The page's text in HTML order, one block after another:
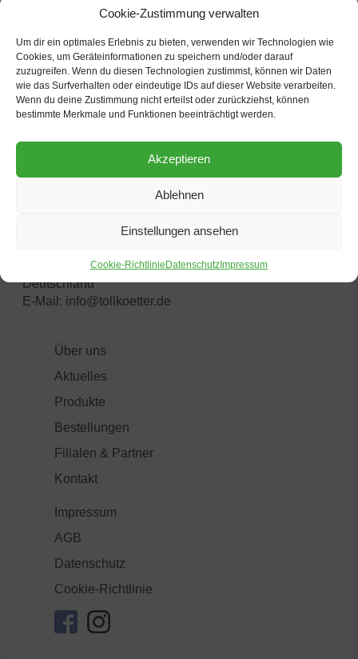
Cookie-Zustimmung verwalten
Um dir ein optimales Erlebnis zu bieten, verwenden wir Technologien wie
Cookies, um Geräteinformationen zu speichern und/oder darauf
zuzugreifen. Wenn du diesen Technologien zustimmst, können wir Daten
wie das Surfverhalten oder eindeutige IDs auf dieser Website verarbeiten.
Wenn du deine Zustimmung nicht erteilst oder zurückziehst, können
bestimmte Merkmale und Funktionen beeinträchtigt werden.
Akzeptieren
Ablehnen
Einstellungen ansehen
Cookie-RichtlinieDatenschutzImpressum
weitere Nachrichten
48163 Münster
Deutschland
E-Mail: info@tollkoetter.de
Über uns
Aktuelles
Produkte
Bestellungen
Filialen & Partner
Kontakt
Impressum
AGB
Datenschutz
Cookie-Richtlinie